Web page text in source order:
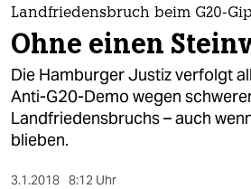
themen
politik
öko
gesellschaft
kultur
Landfriedensbruch beim G20-
Ohne einen
Die Hamburger Justiz verfolgt
Anti-G20-Demo wegen
Landfriedensbruchs – auch
blieben.
3.1.2018 8:12 Uhr